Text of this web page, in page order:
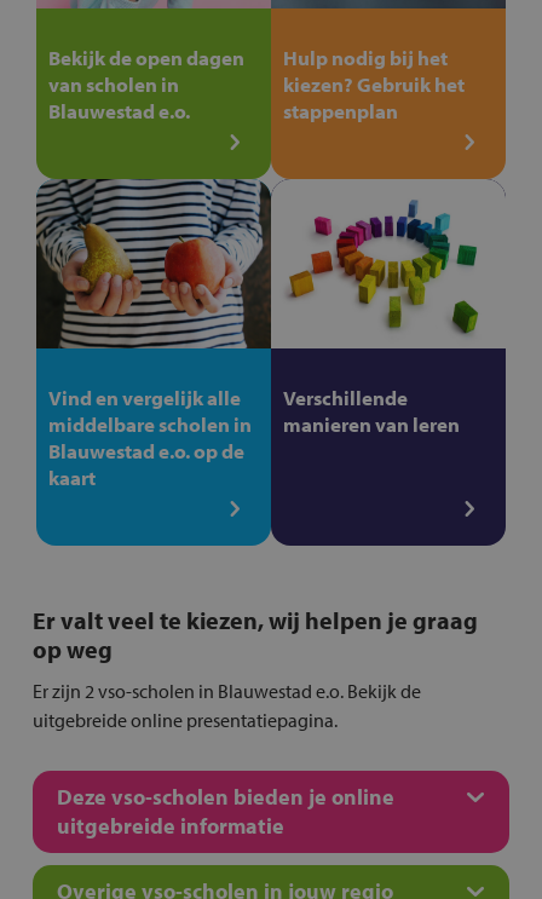
Bekijk de open dagen
van scholen in
Blauwestad e.o.
Hulp nodig bij het
kiezen? Gebruik het
stappenplan
Vind en vergelijk alle
middelbare scholen in
Blauwestad e.o. op de
kaart
Verschillende
manieren van leren
Er valt veel te kiezen, wij helpen je graag
op weg
Er zijn 2 vso-scholen in Blauwestad e.o. Bekijk de
uitgebreide online presentatiepagina.
Deze vso-scholen bieden je online
uitgebreide informatie
Overige vso-scholen in jouw regio